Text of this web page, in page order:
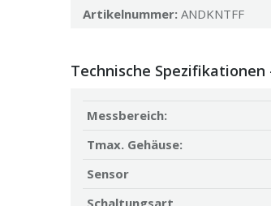
Artikelnummer: ANDKNTFF
Technische
Messbereich:
Tmax. Gehäuse:
Sensor
Schaltungsart